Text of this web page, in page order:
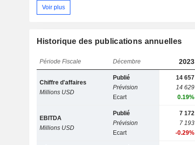
Voir plus
Historique des publications annuelles
Période Fiscale Décembre 2023
Chiffre d'affaires
Millions USD
Publié
Prévision
Ecart
14 657
14 629
0.19%
EBITDA
Millions USD
Publié
Prévision
Ecart
7 172
7 193
-0.29%